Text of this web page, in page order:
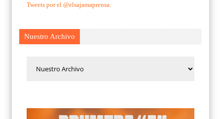
Tweets por el @elsajamaprensa.
Nuestro Archivo